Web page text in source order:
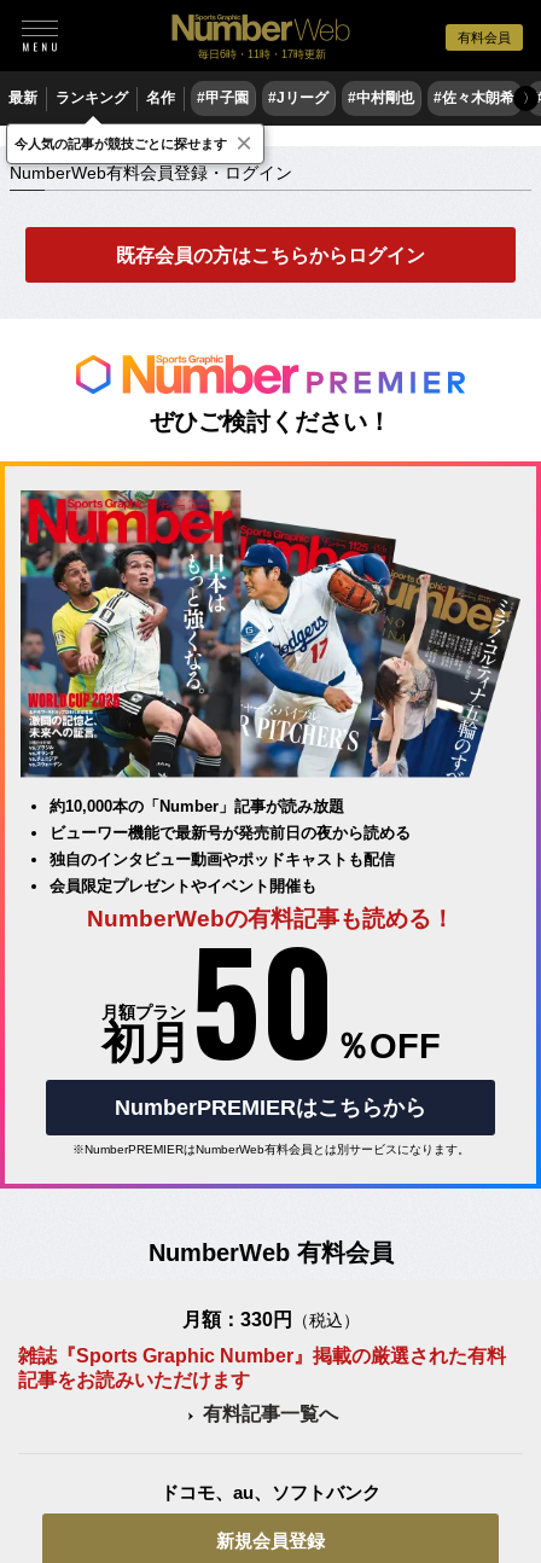
有料会員
毎日6時・11時・17時更新
最新 ランキング 名作 #甲子園 #Jリーグ #中村剛也 #佐々木朗希 〉
NumberWeb有料会員登録・ログイン
NumberWeb有料会員登録・ログイン
既存会員の方はこちらからログイン
ぜひご検討ください！
約10,000本の「Number」記事が読み放題
ビューワー機能で最新号が発売前日の夜から読める
独自のインタビュー動画やポッドキャストも配信
会員限定プレゼントやイベント開催も
NumberWebの有料記事も読める！
月額プラン
初月 50 ％OFF
NumberPREMIERはこちらから
※NumberPREMIERはNumberWeb有料会員とは別サービスになります。
NumberWeb 有料会員
月額：330円 （税込）
雑誌『Sports Graphic Number』掲載の厳選された有料
記事をお読みいただけます
有料記事一覧へ
ドコモ、au、ソフトバンク
新規会員登録
今人気の記事が競技ごとに探せます ×